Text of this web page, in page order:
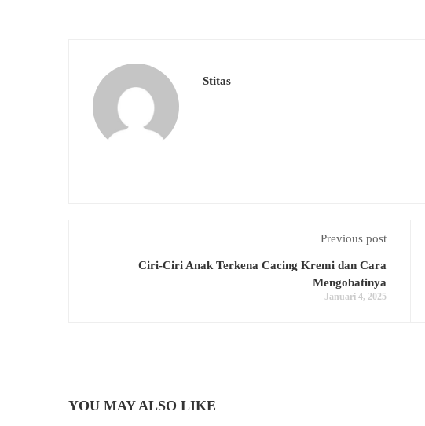
Stitas
Previous post
Ciri-Ciri Anak Terkena Cacing Kremi dan Cara
Mengobatinya
Januari 4, 2025
YOU MAY ALSO LIKE